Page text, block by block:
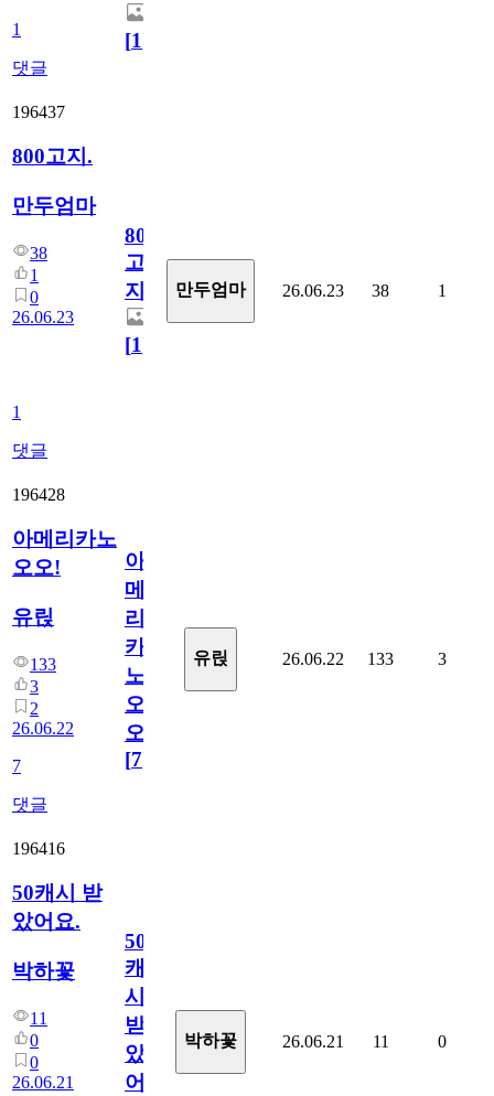
1
댓글
[1]
196437
800고지.
만두엄마
38
1
0
26.06.23
1
댓글
800
고
지.
[1]
만두엄마 26.06.23 38 1
196428
아메리카노
오오!
유릱
133
3
2
26.06.22
7
댓글
아
메
리
카
노
오
오!
[7]
유릱 26.06.22 133 3
196416
50캐시 받
았어요.
박하꽃
11
0
0
26.06.21
50
캐
시
받
았
어
박하꽃 26.06.21 11 0